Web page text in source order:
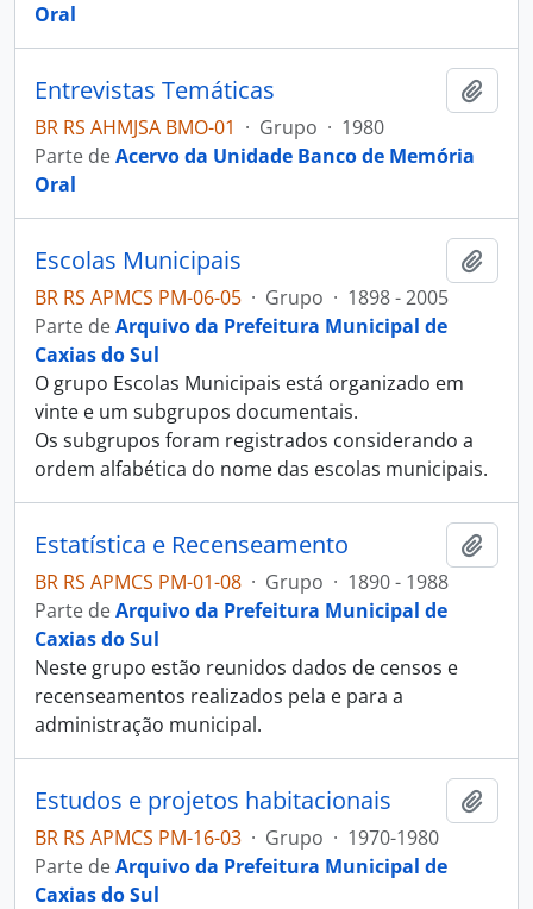
Oral
Entrevistas Temáticas
BR RS AHMJSA BMO-01 · Grupo · 1980
Parte deAcervo da Unidade Banco de Memória
Oral
Escolas Municipais
BR RS APMCS PM-06-05 · Grupo · 1898 - 2005
Parte deArquivo da Prefeitura Municipal de
Caxias do Sul
O grupo Escolas Municipais está organizado em
vinte e um subgrupos documentais.
Os subgrupos foram registrados considerando a
ordem alfabética do nome das escolas municipais.
Estatística e Recenseamento
BR RS APMCS PM-01-08 · Grupo · 1890 - 1988
Parte deArquivo da Prefeitura Municipal de
Caxias do Sul
Neste grupo estão reunidos dados de censos e
recenseamentos realizados pela e para a
administração municipal.
Estudos e projetos habitacionais
BR RS APMCS PM-16-03 · Grupo · 1970-1980
Parte deArquivo da Prefeitura Municipal de
Caxias do Sul